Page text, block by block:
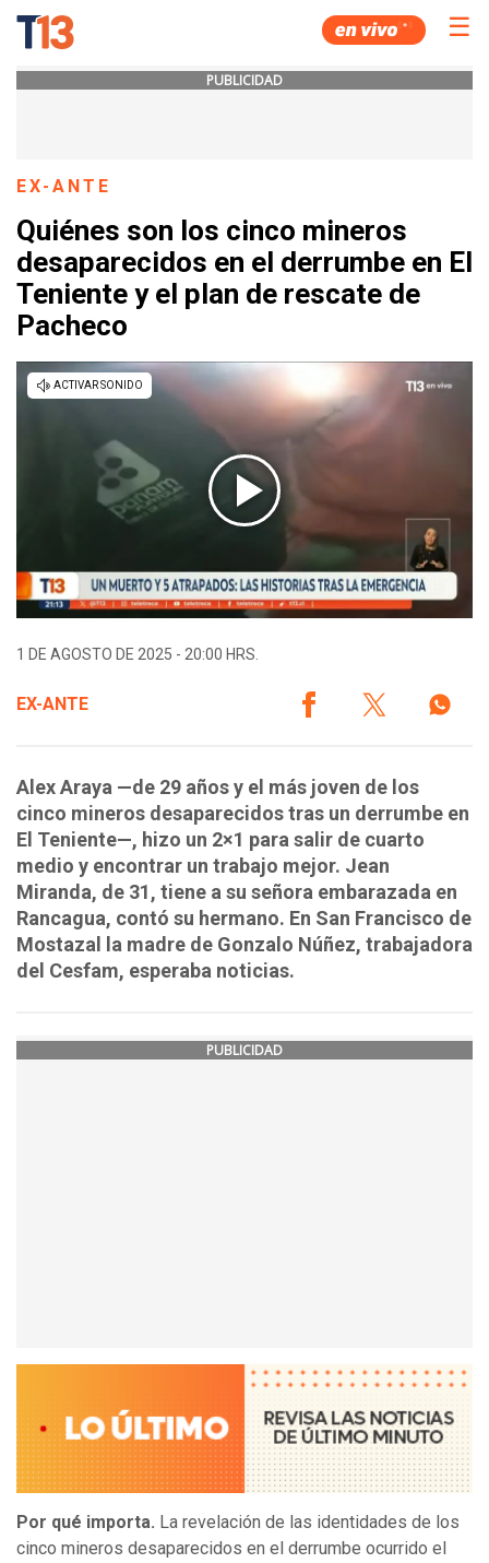
☰
PUBLICIDAD
EX-ANTE
Quiénes son los cinco mineros
desaparecidos en el derrumbe en El
Teniente y el plan de rescate de
Pacheco
1 DE AGOSTO DE 2025 - 20:00 HRS.
EX-ANTE
Alex Araya —de 29 años y el más joven de los
cinco mineros desaparecidos tras un derrumbe en
El Teniente—, hizo un 2×1 para salir de cuarto
medio y encontrar un trabajo mejor. Jean
Miranda, de 31, tiene a su señora embarazada en
Rancagua, contó su hermano. En San Francisco de
Mostazal la madre de Gonzalo Núñez, trabajadora
del Cesfam, esperaba noticias.
PUBLICIDAD
Por qué importa. La revelación de las identidades de los
cinco mineros desaparecidos en el derrumbe ocurrido el